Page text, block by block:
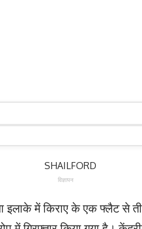
विज्ञापन
इलाके में किराए के एक फ्लैट से